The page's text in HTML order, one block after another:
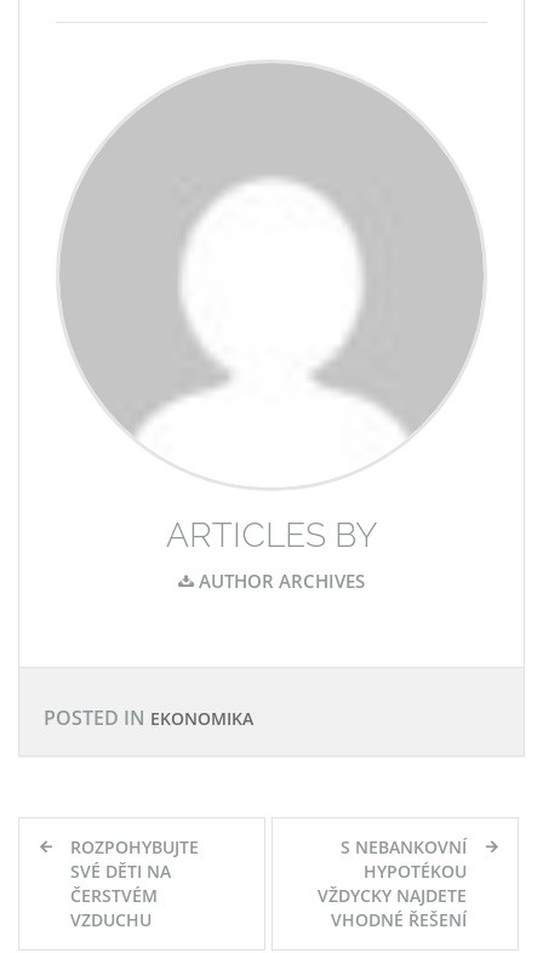
ARTICLES BY
AUTHOR ARCHIVES
POSTED IN EKONOMIKA
Navigace
pro
příspěvek
ROZPOHYBUJTE
SVÉ DĚTI NA
ČERSTVÉM
VZDUCHU
S NEBANKOVNÍ
HYPOTÉKOU
VŽDYCKY NAJDETE
VHODNÉ ŘEŠENÍ